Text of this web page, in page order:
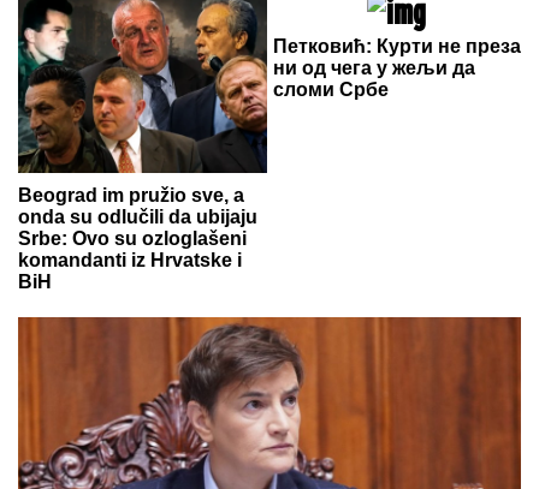
Beograd im pružio sve, a
onda su odlučili da ubijaju
Srbe: Ovo su ozloglašeni
komandanti iz Hrvatske i
BiH
Петковић: Курти не преза
ни од чега у жељи да
сломи Србе